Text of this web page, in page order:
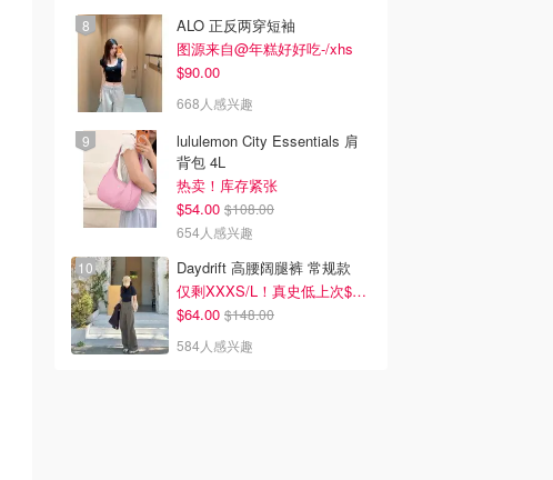
ALO 正反两穿短袖
图源来自@年糕好好吃-/xhs
$90.00
668人感兴趣
lululemon City Essentials 肩
背包 4L
热卖！库存紧张
$54.00 $108.00
654人感兴趣
Daydrift 高腰阔腿裤 常规款
仅剩XXXS/L！真史低上次$114
$64.00 $148.00
584人感兴趣